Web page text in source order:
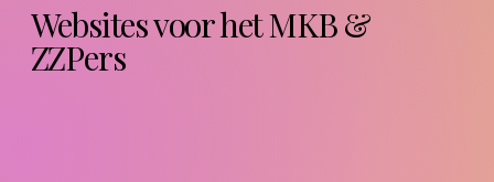
Websites voor het MKB &
ZZPers